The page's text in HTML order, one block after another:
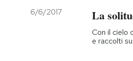
Politica
Ok
6/6/2017 La
Con il cielo
e raccolti